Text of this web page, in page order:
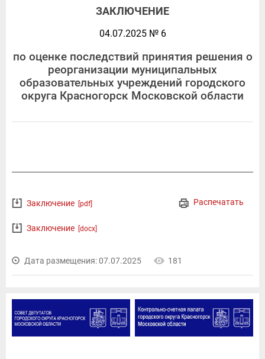
ЗАКЛЮЧЕНИЕ
04.07.2025 № 6
по оценке последствий принятия решения о
реорганизации муниципальных
образовательных учреждений городского
округа Красногорск Московской области
Распечатать
Заключение [pdf]
Заключение [docx]
Дата размещения: 07.07.2025 181